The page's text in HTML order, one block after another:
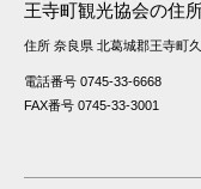
王寺町観光協会の住
住所 奈良県 北葛城郡王寺町
電話番号 0745-33-6668
FAX番号 0745-33-3001